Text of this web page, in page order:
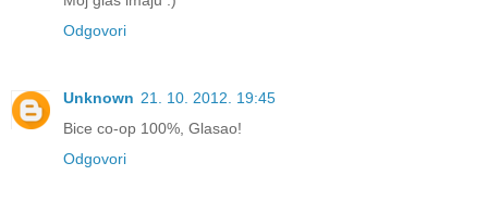
Odgovori
Unknown 21. 10. 2012. 19:45
Bice co-op 100%, Glasao!
Odgovori